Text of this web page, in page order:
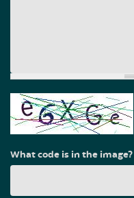
What code is in the image?